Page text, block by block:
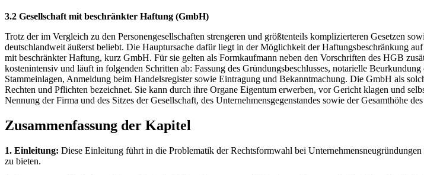
3.2 Gesellschaft mit beschränkter Haftung (GmbH)
Trotz der im Vergleich zu den Personengesellschaften strengeren und größtenteils komplizierteren Gesetzen
deutschlandweit äußerst beliebt. Die Hauptursache dafür liegt in der Möglichkeit der Haftungsbeschränkung
mit beschränkter Haftung, kurz GmbH. Für sie gelten als Formkaufmann neben den Vorschriften des HGB
kostenintensiv und läuft in folgenden Schritten ab: Fassung des Gründungsbeschlusses, notarielle
Stammeinlagen, Anmeldung beim Handelsregister sowie Eintragung und Bekanntmachung. Die GmbH als
Rechten und Pflichten bezeichnet. Sie kann durch ihre Organe Eigentum erwerben, vor Gericht klagen und
Nennung der Firma und des Sitzes der Gesellschaft, des Unternehmensgegenstandes sowie der Gesamthöhe
Zusammenfassung der Kapitel
1. Einleitung: Diese Einleitung führt in die Problematik der Rechtsformwahl bei
zu bieten.